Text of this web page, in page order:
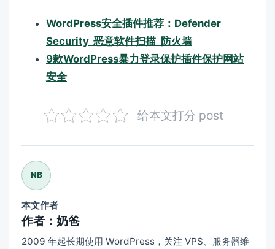
WordPress安全插件推荐：Defender
Security_恶意软件扫描_防火墙
9款WordPress暴力登录保护插件保护网站
安全
给本文打分 post
NB
本文作者
作者：奶爸
2009 年起长期使用 WordPress，关注 VPS、服务器维